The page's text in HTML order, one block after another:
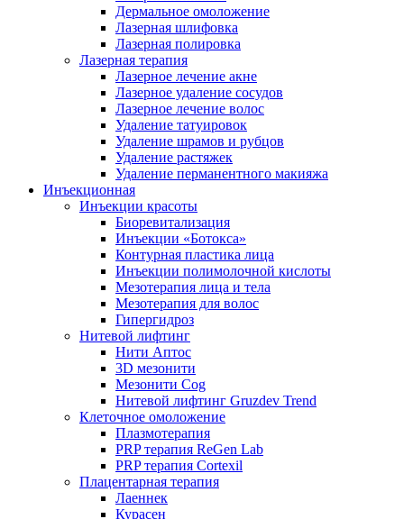
Дермальное омоложение
Лазерная шлифовка
Лазерная полировка
Лазерная терапия
Лазерное лечение акне
Лазерное удаление сосудов
Лазерное лечение волос
Удаление татуировок
Удаление шрамов и рубцов
Удаление растяжек
Удаление перманентного макияжа
Инъекционная
Инъекции красоты
Биоревитализация
Инъекции «Ботокса»
Контурная пластика лица
Инъекции полимолочной кислоты
Мезотерапия лица и тела
Мезотерапия для волос
Гипергидроз
Нитевой лифтинг
Нити Аптос
3D мезонити
Мезонити Cog
Нитевой лифтинг Gruzdev Trend
Клеточное омоложение
Плазмотерапия
PRP терапия ReGen Lab
PRP терапия Cortexil
Плацентарная терапия
Лаеннек
Курасен